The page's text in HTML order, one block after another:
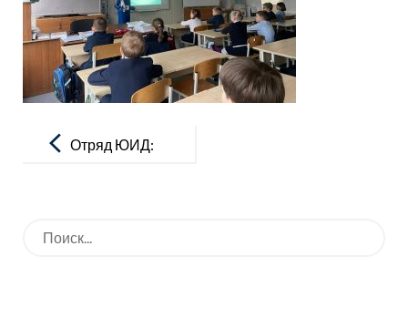
записям
Отряд ЮИД:
на дорогах
Искать: